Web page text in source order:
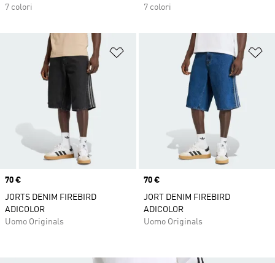
7 colori
7 colori
Aggiungi alla lista dei desideri
Price
70 €
JORTS DENIM FIREBIRD
ADICOLOR
Uomo Originals
Price
70 €
JORT DENIM FIREBIRD
ADICOLOR
Uomo Originals